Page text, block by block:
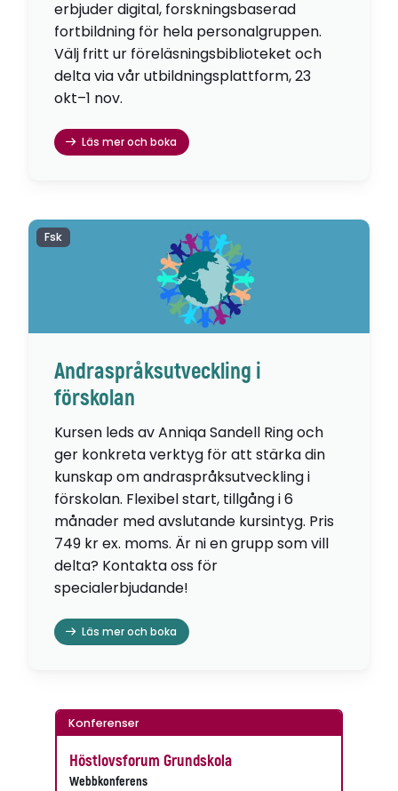
erbjuder digital, forskningsbaserad
fortbildning för hela personalgruppen.
Välj fritt ur föreläsningsbiblioteket och
delta via vår utbildningsplattform, 23
okt–1 nov.
Läs mer och boka
Andraspråksutveckling i
förskolan
Kursen leds av Anniqa Sandell Ring och
ger konkreta verktyg för att stärka din
kunskap om andraspråksutveckling i
förskolan. Flexibel start, tillgång i 6
månader med avslutande kursintyg. Pris
749 kr ex. moms. Är ni en grupp som vill
delta? Kontakta oss för
specialerbjudande!
Läs mer och boka
Fsk
Konferenser
Höstlovsforum Grundskola
Webbkonferens